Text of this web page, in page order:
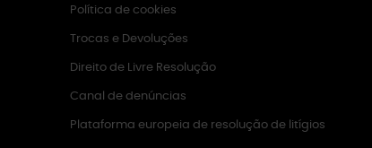
Política de cookies
Trocas e Devoluções
Direito de Livre Resolução
Canal de denúncias
Plataforma europeia de resolução de litígios